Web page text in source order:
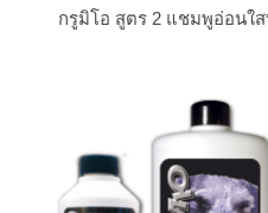
กรูมิโอ สูตร 2 แชมพูอ่อนใ